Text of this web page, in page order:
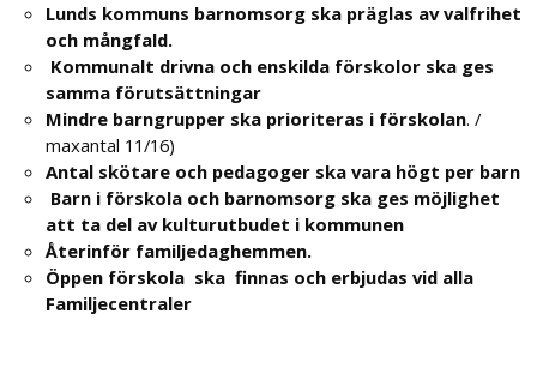
Lunds kommuns barnomsorg ska präglas av valfrihet
och mångfald.
Kommunalt drivna och enskilda förskolor ska ges
samma förutsättningar
Mindre barngrupper ska prioriteras i förskolan. /
maxantal 11/16)
Antal skötare och pedagoger ska vara högt per barn
Barn i förskola och barnomsorg ska ges möjlighet
att ta del av kulturutbudet i kommunen
Återinför familjedaghemmen.
Öppen förskola ska finnas och erbjudas vid alla
Familjecentraler